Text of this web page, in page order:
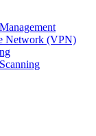
Network (VPN)